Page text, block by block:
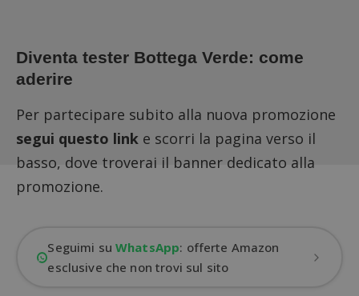
Diventa tester Bottega Verde: come
aderire
Per partecipare subito alla nuova promozione
segui questo link e scorri la pagina verso il
basso, dove troverai il banner dedicato alla
promozione.
Seguimi suWhatsApp: offerte Amazon
esclusive che non trovi sul sito